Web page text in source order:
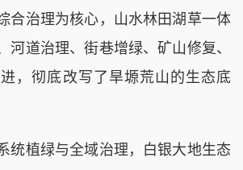
合治理为核心，山水林田湖草一体
河道治理、街巷增绿、矿山修复、
，彻底改写了旱塬荒山的生态底
植绿与全域治理，白银大地生态